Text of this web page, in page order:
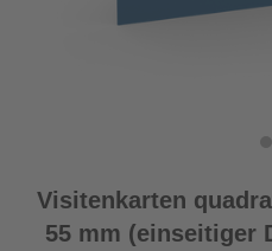
Visitenkarten
55 mm (einseitiger